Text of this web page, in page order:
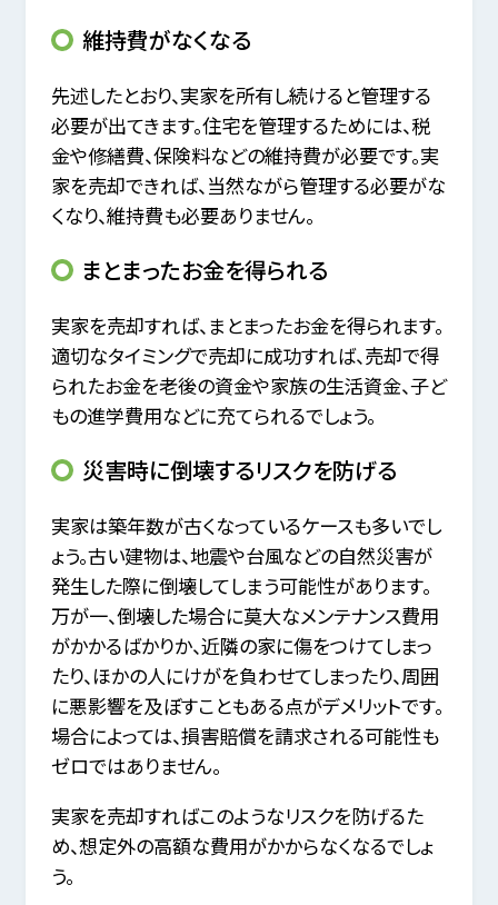
維持費がなくなる
先述したとおり、実家を所有し続けると管理する
必要が出てきます。住宅を管理するためには、税
金や修繕費、保険料などの維持費が必要です。実
家を売却できれば、当然ながら管理する必要がな
くなり、維持費も必要ありません。
まとまったお金を得られる
実家を売却すれば、まとまったお金を得られます。
適切なタイミングで売却に成功すれば、売却で得
られたお金を老後の資金や家族の生活資金、子ど
もの進学費用などに充てられるでしょう。
災害時に倒壊するリスクを防げる
実家は築年数が古くなっているケースも多いでし
ょう。古い建物は、地震や台風などの自然災害が
発生した際に倒壊してしまう可能性があります。
万が一、倒壊した場合に莫大なメンテナンス費用
がかかるばかりか、近隣の家に傷をつけてしまっ
たり、ほかの人にけがを負わせてしまったり、周囲
に悪影響を及ぼすこともある点がデメリットです。
場合によっては、損害賠償を請求される可能性も
ゼロではありません。
実家を売却すればこのようなリスクを防げるた
め、想定外の高額な費用がかからなくなるでしょ
う。